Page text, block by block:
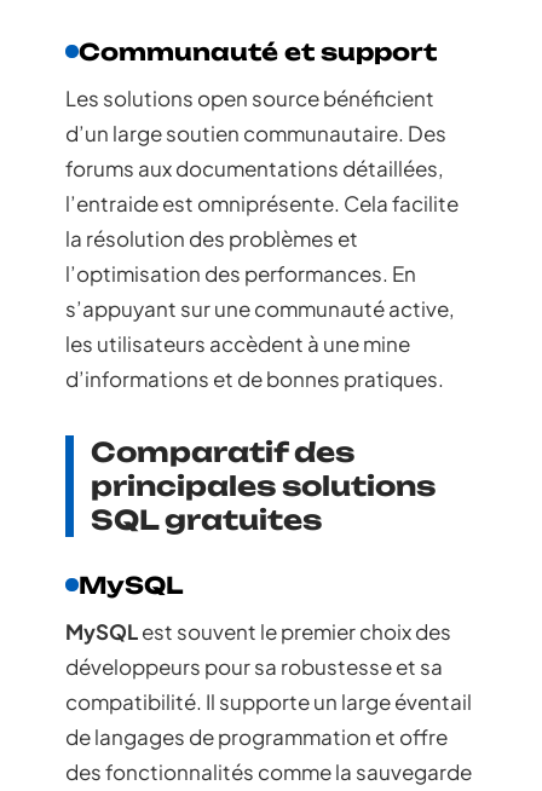
Communauté et support
Les solutions open source bénéficient
d’un large soutien communautaire. Des
forums aux documentations détaillées,
l’entraide est omniprésente. Cela facilite
la résolution des problèmes et
l’optimisation des performances. En
s’appuyant sur une communauté active,
les utilisateurs accèdent à une mine
d’informations et de bonnes pratiques.
Comparatif des
principales solutions
SQL gratuites
MySQL
MySQLest souvent le premier choix des
développeurs pour sa robustesse et sa
compatibilité. Il supporte un large éventail
de langages de programmation et offre
des fonctionnalités comme la sauvegarde